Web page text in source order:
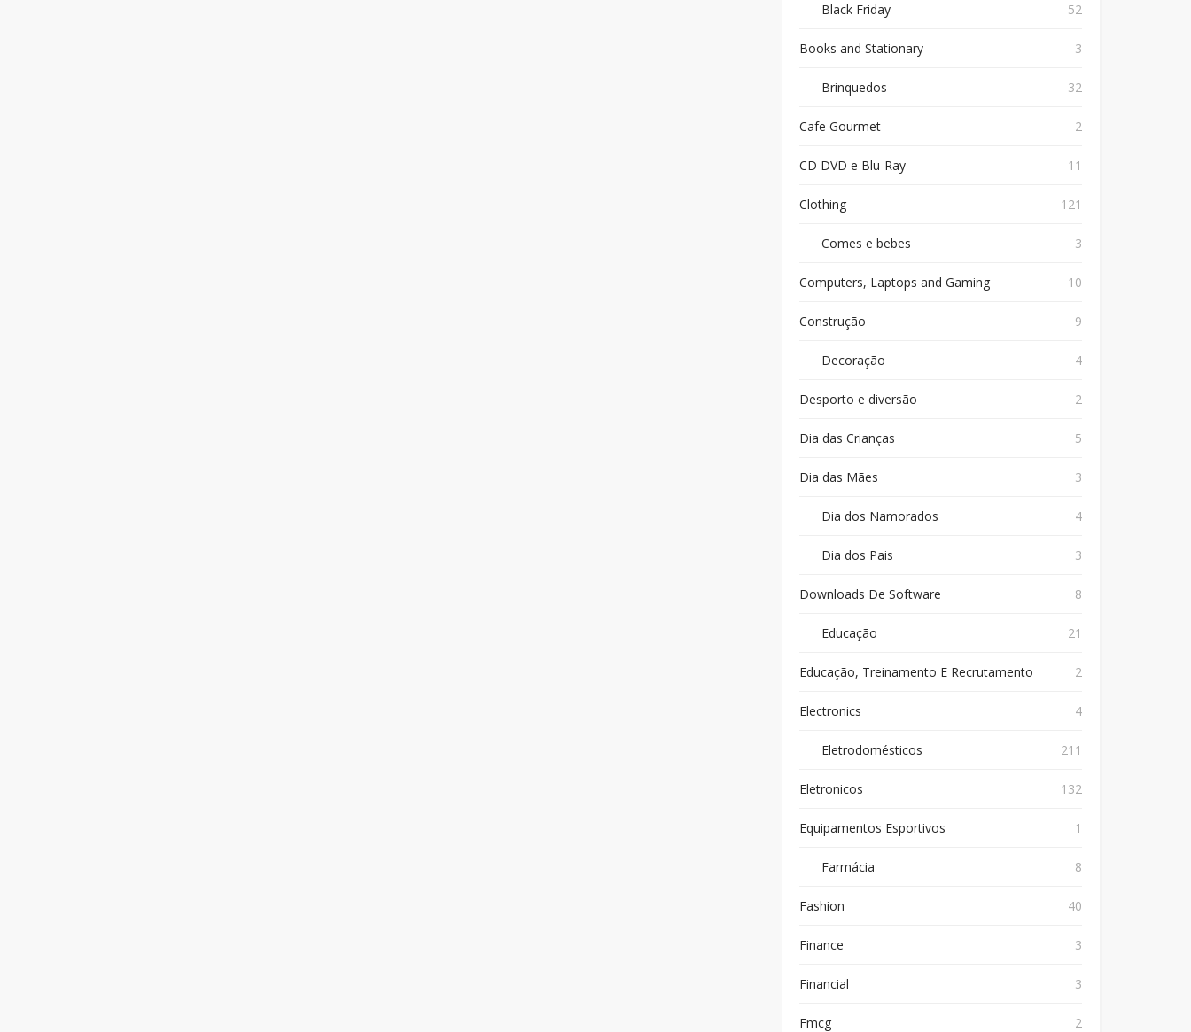
Black Friday 52
Books and Stationary 3
Brinquedos 32
Cafe Gourmet 2
CD DVD e Blu-Ray 11
Clothing 121
Comes e bebes 3
Computers, Laptops and Gaming 10
Construção 9
Decoração 4
Desporto e diversão 2
Dia das Crianças 5
Dia das Mães 3
Dia dos Namorados 4
Dia dos Pais 3
Downloads De Software 8
Educação 21
Educação, Treinamento E Recrutamento 2
Electronics 4
Eletrodomésticos 211
Eletronicos 132
Equipamentos Esportivos 1
Farmácia 8
Fashion 40
Finance 3
Financial 3
Fmcg 2